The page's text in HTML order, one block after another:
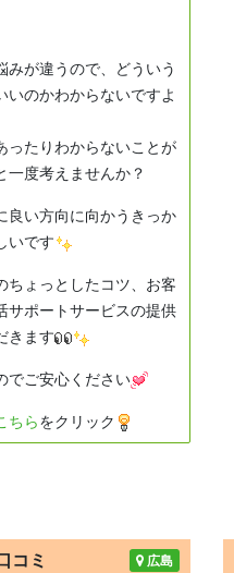
みが違うので、どういう
いのかわからないですよ
ったりわからないことが
一度考えませんか？
良い方向に向かうきっか
いです
ちょっとしたコツ、お客
サポートサービスの提供
きます
でご安心ください
ちらをクリック
広島
コミ